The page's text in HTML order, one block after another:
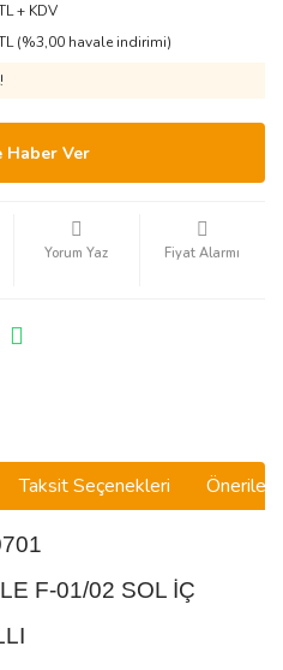
+ KDV
(%3,00 havale indirimi)
Haber Ver
Yorum Yaz Fiyat Alarmı
Taksit Seçenekleri
F-01/02 SOL İÇ